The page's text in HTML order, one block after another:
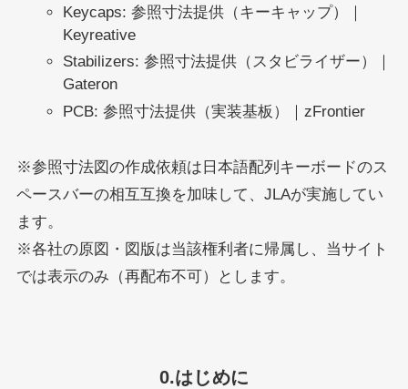
Keycaps: 参照寸法提供（キーキャップ）｜
Keyreative
Stabilizers: 参照寸法提供（スタビライザー）｜
Gateron
PCB: 参照寸法提供（実装基板）｜zFrontier
※参照寸法図の作成依頼は日本語配列キーボードのス
ペースバーの相互互換を加味して、JLAが実施してい
ます。
※各社の原図・図版は当該権利者に帰属し、当サイト
では表示のみ（再配布不可）とします。
0.はじめに